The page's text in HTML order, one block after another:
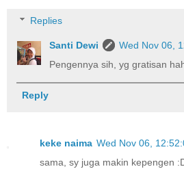
Replies
Santi Dewi
Wed Nov 06,
Pengennya sih, yg gratisan
Reply
keke naima Wed Nov 06,
sama, sy juga makin kepengen